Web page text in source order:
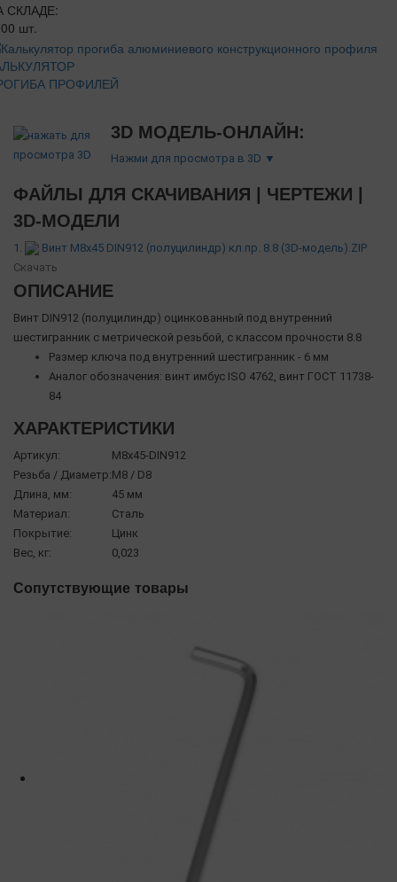
СКЛАДЕ:
шт.
ПРОФИЛЕЙ
3D МОДЕЛЬ-ОНЛАЙН:
Нажми для просмотра в 3D ▼
ФАЙЛЫ ДЛЯ СКАЧИВАНИЯ | ЧЕРТЕЖИ |
3D-МОДЕЛИ
1.
Винт М8х45 DIN912 (полуцилиндр) кл.пр. 8.8 (3D-модель).ZIP
Скачать
ОПИСАНИЕ
Винт DIN912 (полуцилиндр) оцинкованный под внутренний
шестигранник с метрической резьбой, с классом прочности 8.8
Размер ключа под внутренний шестигранник - 6 мм
Аналог обозначения: винт имбус ISO 4762, винт ГОСТ 11738-
84
ХАРАКТЕРИСТИКИ
Артикул:
М8х45-DIN912
Резьба / Диаметр:М8 / D8
Длина, мм:
45 мм
Материал:
Сталь
Покрытие:
Цинк
Вес, кг:
0,023
Сопутствующие товары